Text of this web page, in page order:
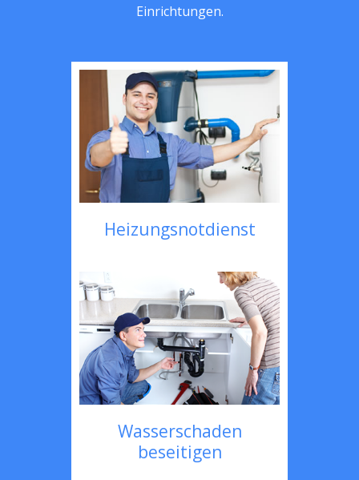
Einrichtungen.
Heizungsnotdienst
Wasserschaden
beseitigen